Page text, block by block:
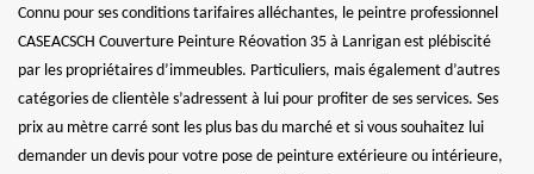
Connu pour ses conditions tarifaires alléchantes, le peintre professionnel
CASEACSCH Couverture Peinture Réovation 35 à Lanrigan est plébiscité
par les propriétaires d’immeubles. Particuliers, mais également d’autres
catégories de clientèle s’adressent à lui pour profiter de ses services. Ses
prix au mètre carré sont les plus bas du marché et si vous souhaitez lui
demander un devis pour votre pose de peinture extérieure ou intérieure,